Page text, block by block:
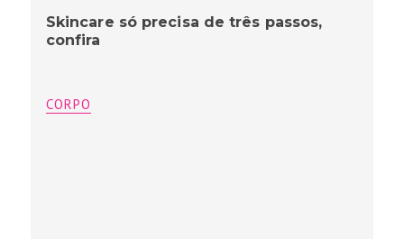
Skincare só precisa de três passos,
confira
CORPO